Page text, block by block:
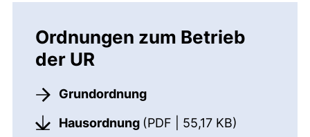
Ordnungen zum Betrieb
der UR
Grundordnung
Hausordnung (PDF | 55,17 KB)